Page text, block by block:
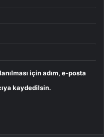
için adım, e-posta
kaydedilsin.